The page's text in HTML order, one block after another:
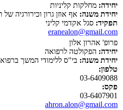
יחידה: מחלקות קליניות
יחידת משנה: אף אוזן גרון וכירורגיה
תפקיד: סגל אקדמי קליני
eranealon@gmail.com
פרופ' אהרון אלון
יחידה: הפקולטה לרפואה
יחידת משנה: בי"ס ללימודי המשך
טלפון:
03-6409088
פקס:
03-6407901
ahron.alon@gmail.com